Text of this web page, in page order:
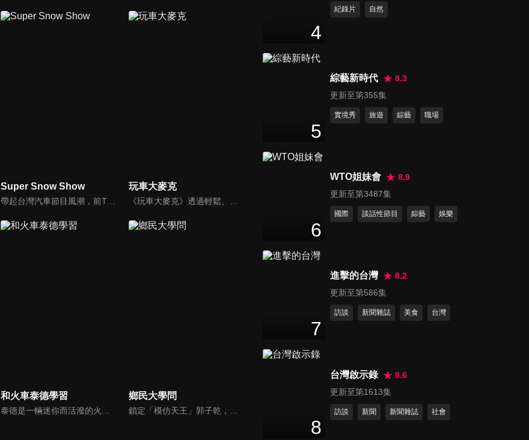
Super Snow Show 玩車大麥克
和火車泰德學習
泰德是一輛迷你而活潑的火車。 它總是在嘗試新的冒險，並盡可能通過他玩的遊戲學到東西。 在他的冒險中，泰德學習了形狀、顏色和數位。 小朋友們快來和泰德一起快樂地學習吧！
鄉民大學問
鎖定「模仿天王」郭子乾，還有高顏值學霸大學生辛辣提問唷！全新優質節目都在NOWnews《鄉民大學問》！
然......
16
Because it's Mercedes-Benz
X 狂人講故事
第104集 如何同時照顧愛車跟
愛人？VOLVO告訴你 Ft.匯勝
面：日本賽車文化總整理，愛
第106集 這才是最棒的VOLVO
第107集 原來最極致的富人都
這樣玩車？The
MAGARIGAWA Club
17
of Volvo, Gothenburg
第109集 試車到一半直接躺平
睡著？Kia Sorento Turbo-
4
紀錄片 自然
5
綜藝新時代
8.3
更新至第355集
實境秀 旅遊 綜藝 職場
6
WTO姐妹會
8.9
更新至第3487集
國際 談話性節目 綜藝 娛樂
7
進擊的台灣
8.2
更新至第586集
訪談 新聞雜誌 美食 台灣
8
台灣啟示錄
8.6
更新至第1613集
訪談 新聞 新聞雜誌 社會